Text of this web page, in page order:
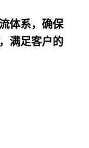
体系，确保
满足客户的